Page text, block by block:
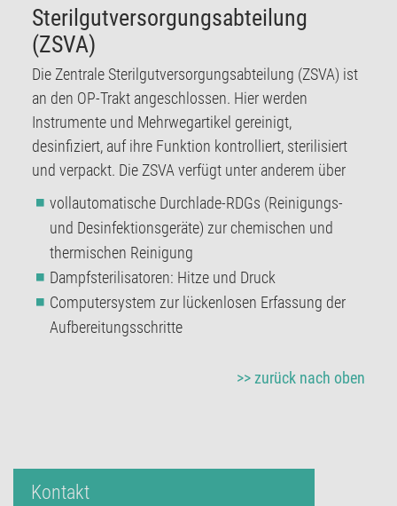
Sterilgutversorgungsabteilung
(ZSVA)
Die Zentrale Sterilgutversorgungsabteilung (ZSVA) ist
an den OP-Trakt angeschlossen. Hier werden
Instrumente und Mehrwegartikel gereinigt,
desinfiziert, auf ihre Funktion kontrolliert, sterilisiert
und verpackt. Die ZSVA verfügt unter anderem über
vollautomatische Durchlade-RDGs (Reinigungs-
und Desinfektionsgeräte) zur chemischen und
thermischen Reinigung
Dampfsterilisatoren: Hitze und Druck
Computersystem zur lückenlosen Erfassung der
Aufbereitungsschritte
>> zurück nach oben
Kontakt